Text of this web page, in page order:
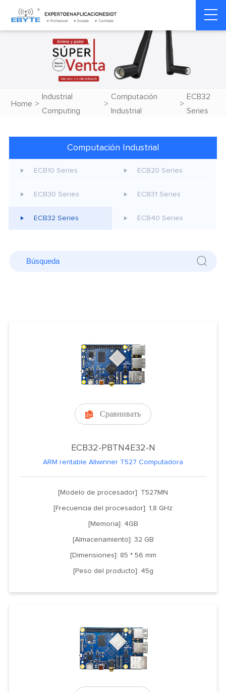
Home >
Industrial
Computing
>
Computación
Industrial
>
ECB32
Series
Computación Industrial
ECB10 Series ECB20 Series
ECB30 Series ECB31 Series
ECB32 Series ECB40 Series
 Сравнивать
ECB32-PBTN4E32-N
ARM rentable Allwinner T527 Computadora
[Modelo de procesador]: T527MN
[Frecuencia del procesador]: 1,8 GHz
[Memoria]: 4GB
[Almacenamiento]: 32 GB
[Dimensiones]: 85 * 56 mm
[Peso del producto]: 45g